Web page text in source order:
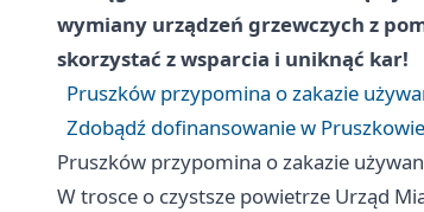
wymiany urządzeń grzewczych z
skorzystać z wsparcia i uniknąć kar!
Pruszków przypomina o zakazie
Zdobądź dofinansowanie w
Pruszków przypomina o zakazie
W trosce o czystsze powietrze Urząd